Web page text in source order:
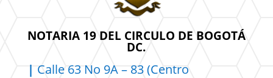
NOTARIA 19 DEL CIRCULO DE BOGOTÁ
DC.
| Calle 63 No 9A – 83 (Centro